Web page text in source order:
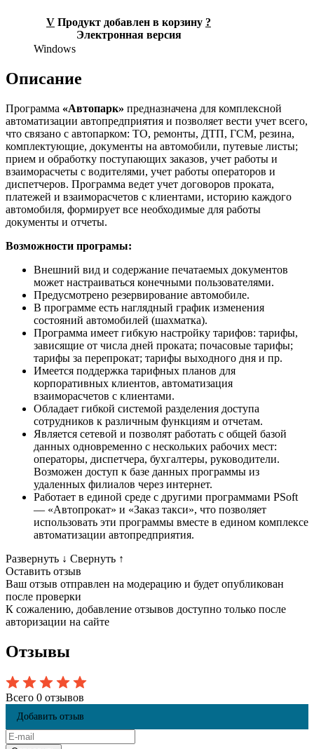
V Продукт добавлен в корзину ?
Электронная версия
Windows
Описание
Программа «Автопарк» предназначена для комплексной
автоматизации автопредприятия и позволяет вести учет всего,
что связано с автопарком: ТО, ремонты, ДТП, ГСМ, резина,
комплектующие, документы на автомобили, путевые листы;
прием и обработку поступающих заказов, учет работы и
взаиморасчеты с водителями, учет работы операторов и
диспетчеров. Программа ведет учет договоров проката,
платежей и взаиморасчетов с клиентами, историю каждого
автомобиля, формирует все необходимые для работы
документы и отчеты.
Возможности програмы:
Внешний вид и содержание печатаемых документов
может настраиваться конечными пользователями.
Предусмотрено резервирование автомобиле.
В программе есть наглядный график изменения
состояний автомобилей (шахматка).
Программа имеет гибкую настройку тарифов: тарифы,
зависящие от числа дней проката; почасовые тарифы;
тарифы за перепрокат; тарифы выходного дня и пр.
Имеется поддержка тарифных планов для
корпоративных клиентов, автоматизация
взаиморасчетов с клиентами.
Обладает гибкой системой разделения доступа
сотрудников к различным функциям и отчетам.
Является сетевой и позволят работать с общей базой
данных одновременно с нескольких рабочих мест:
операторы, диспетчера, бухгалтеры, руководители.
Возможен доступ к базе данных программы из
удаленных филиалов через интернет.
Работает в единой среде с другими программами PSoft
— «Автопрокат» и «Заказ такси», что позволяет
использовать эти программы вместе в едином комплексе
автоматизации автопредприятия.
Развернуть ↓ Свернуть ↑
Оставить отзыв
Ваш отзыв отправлен на модерацию и будет опубликован
после проверки
К сожалению, добавление отзывов доступно только после
авторизации на сайте
Отзывы
Всего 0 отзывов
Добавить отзыв